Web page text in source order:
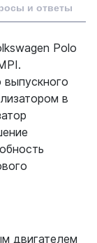
и ответы
Polo
в
двигателем